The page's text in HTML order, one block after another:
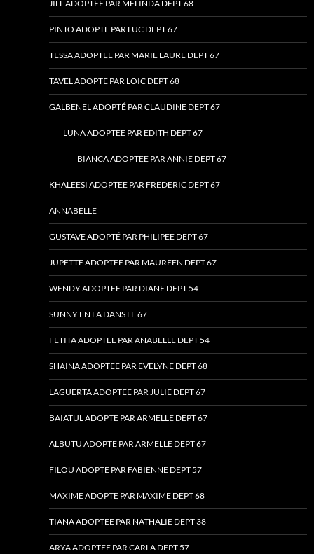
JILL ADOPTEE PAR MELINDA DEPT 68
PINTO ADOPTE PAR LUC DEPT 67
TESSA ADOPTEE PAR MARIE LAURE DEPT 67
TAVEL ADOPTE PAR LOIC DEPT 68
GALBENEL ADOPTÉ PAR CLAUDINE DEPT 67
LUNA ADOPTEE PAR EDITH DEPT 67
BIANCA ADOPTEE PAR ANNIE DEPT 67
KHALEESI ADOPTEE PAR FREDERIC DEPT 67
ANNABELLE
GUSTAVE ADOPTÉ PAR PHILIPEE DEPT 67
JUPETTE ADOPTEE PAR MAUREEN DEPT 67
WENDY ADOPTEE PAR DIANE DEPT 54
SUNNY EN FA DANS LE 67
FETITA ADOPTEE PAR ANABELLE DEPT 54
SHAINA ADOPTEE PAR EVELYNE DEPT 68
LAGUERTA ADOPTEE PAR JULIE DEPT 67
BAIATUL ADOPTE PAR ARMELLE DEPT 67
ALBUTU ADOPTE PAR ARMELLE DEPT 67
FILOU ADOPTE PAR FABIENNE DEPT 57
MAXIME ADOPTE PAR MAXIME DEPT 68
TIANA ADOPTEE PAR NATHALIE DEPT 38
ARYA ADOPTEE PAR CARLA DEPT 57